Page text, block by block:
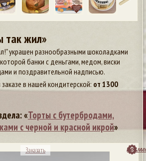
так жил»
украшен разнообразными шоколадками
банки с деньгами, медом, виски
и поздравительной надписью.
в нашей кондитерской: от 1300
«Торты с бутербродами,
с черной и красной икрой»
Заказать